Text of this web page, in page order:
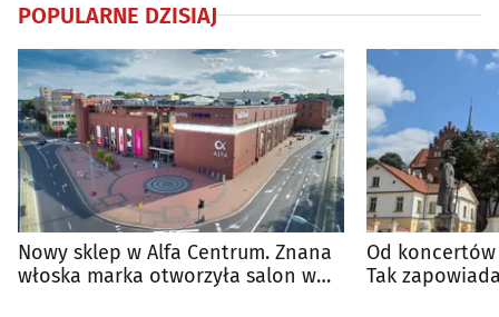
POPULARNE DZISIAJ
Nowy sklep w Alfa Centrum. Znana
włoska marka otworzyła salon w
Od
Tak